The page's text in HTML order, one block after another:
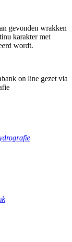
gevonden wrakken
karakter met
wordt.
on line gezet via